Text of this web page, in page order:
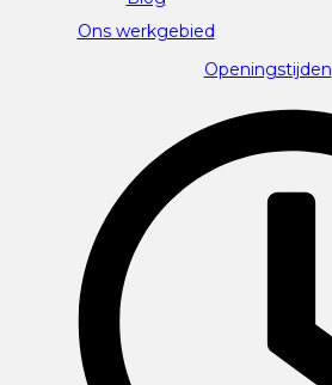
Ons werkgebied
Openingstijden